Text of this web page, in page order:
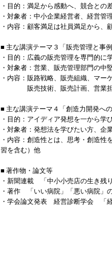
・目的：満足から感動へ、競合との
・対象者：中小企業経営者、経営管
・内容：顧客満足は社員満足から、
■ 主な講演テーマ３「販売管理と事
・目的：広義の販売管理を専門的に
・対象者：営業、販売管理部門の中
・内容：販路戦略、販売組織、マー
販売技術、販売計画、営業担
■ 主な講演テーマ４「創造力開発へ
・目的：アイディア発想を一から学
・対象者：発想法を学びたい方、企
・内容：創造性とは、思考・創造
習を含む）他
■ 著作物・論文等
・新聞連載 「中小小売店の生き
・著作 「いい病院」「悪い病院
・学会論文発表 経営診断学会 「